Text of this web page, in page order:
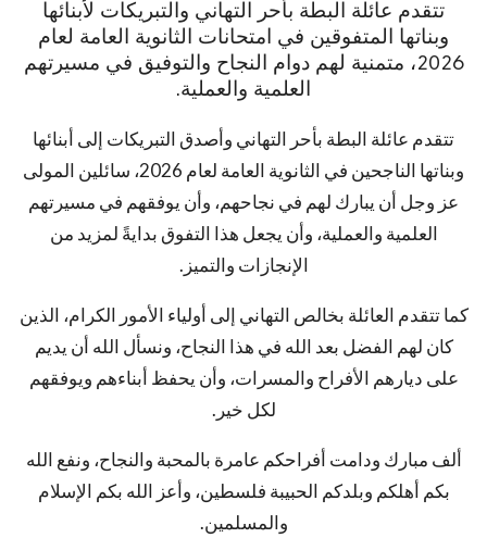
تتقدم عائلة البطة بأحر التهاني والتبريكات لأبنائها
وبناتها المتفوقين في امتحانات الثانوية العامة لعام
2026، متمنية لهم دوام النجاح والتوفيق في مسيرتهم
العلمية والعملية.
تتقدم عائلة البطة بأحر التهاني وأصدق التبريكات إلى أبنائها
وبناتها الناجحين في الثانوية العامة لعام 2026، سائلين المولى
عز وجل أن يبارك لهم في نجاحهم، وأن يوفقهم في مسيرتهم
العلمية والعملية، وأن يجعل هذا التفوق بدايةً لمزيد من
الإنجازات والتميز.
كما تتقدم العائلة بخالص التهاني إلى أولياء الأمور الكرام، الذين
كان لهم الفضل بعد الله في هذا النجاح، ونسأل الله أن يديم
على ديارهم الأفراح والمسرات، وأن يحفظ أبناءهم ويوفقهم
لكل خير.
ألف مبارك ودامت أفراحكم عامرة بالمحبة والنجاح، ونفع الله
بكم أهلكم وبلدكم الحبيبة فلسطين، وأعز الله بكم الإسلام
والمسلمين.